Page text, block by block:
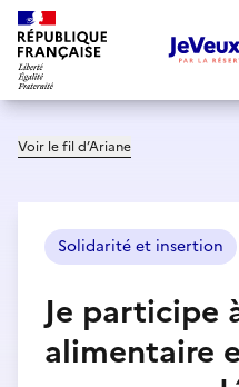
Voir le fil d’Ariane
Solidarité et insertion
Je participe
alimentaire